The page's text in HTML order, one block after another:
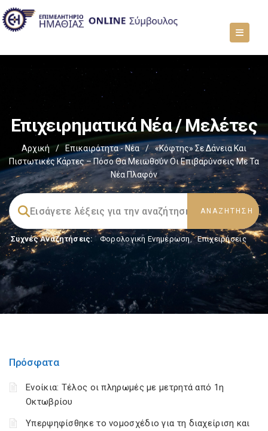
Επιχειρηματικά Νέα / Μελέτες
Αρχική / Επικαιρότητα - Νέα /
«Κόφτης» Σε Δάνεια Και
Πιστωτικές Κάρτες – Πόσο Θα Μειωθούν Οι Επιβαρύνσεις Με Τα
Νέα Πλαφόν
Συχνές Αναζητήσεις: Φορολογικη Ενημέρωση, Επιχειρήσεις
Πρόσφατα
Ενοίκια: Τέλος οι πληρωμές με μετρητά από 1η
Οκτωβρίου
Υπερψηφίσθηκε το νομοσχέδιο για τη διαχείριση και